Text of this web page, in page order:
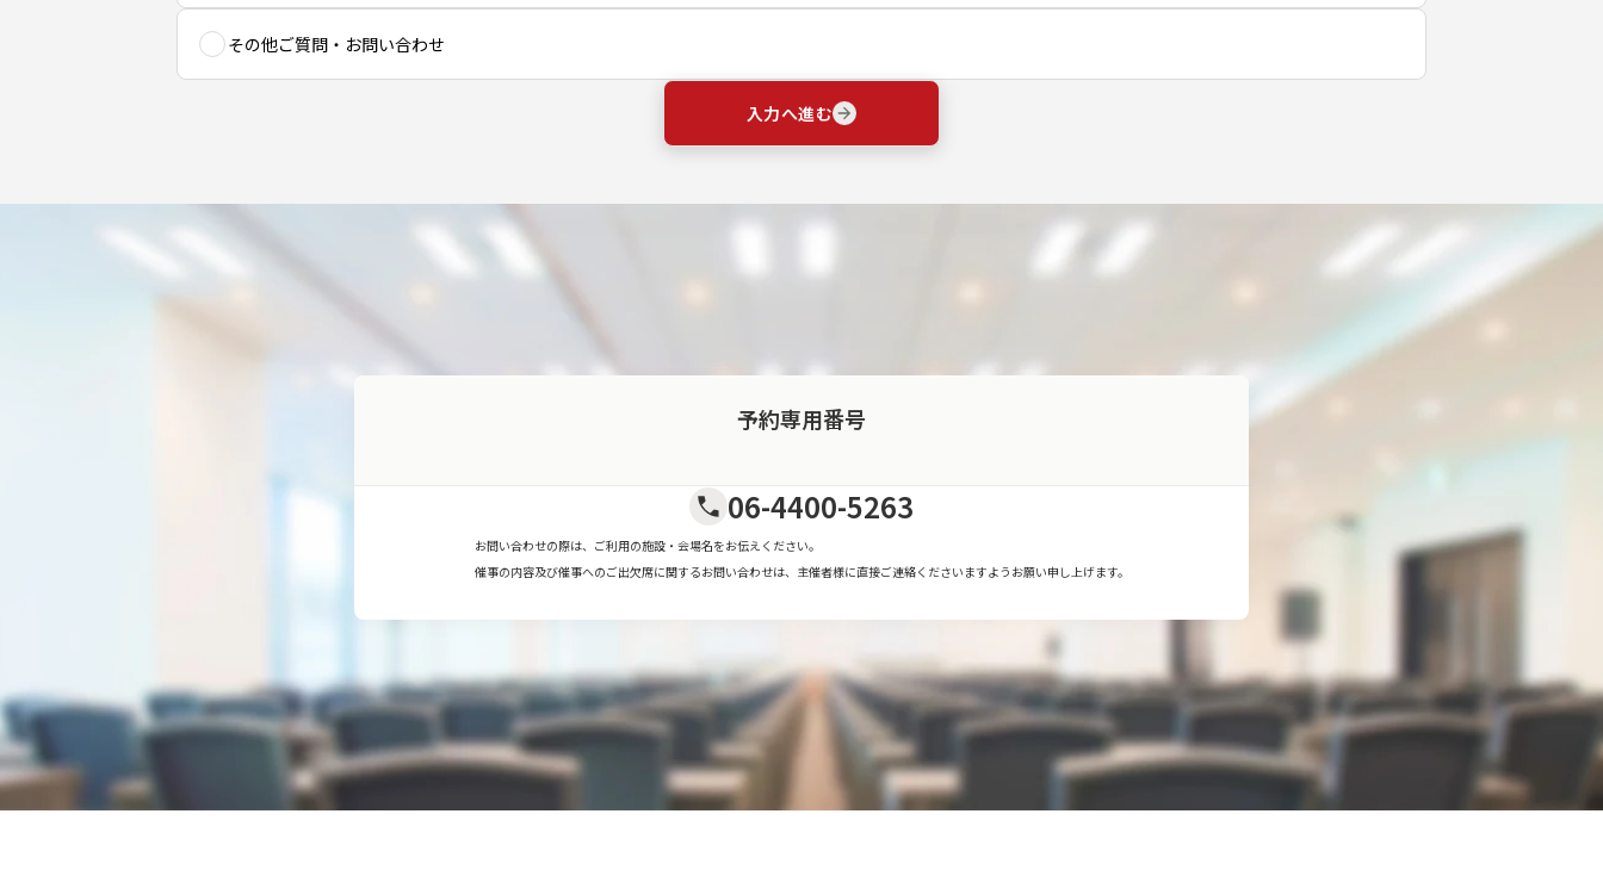
その他ご質問・お問い合わせ
入力へ進む
予約専用番号
06-4400-5263
お問い合わせの際は、ご利用の施設・会場名をお伝えください。
催事の内容及び催事へのご出欠席に関するお問い合わせは、主催者様に直接ご連絡くださいますようお願い申し上げます。